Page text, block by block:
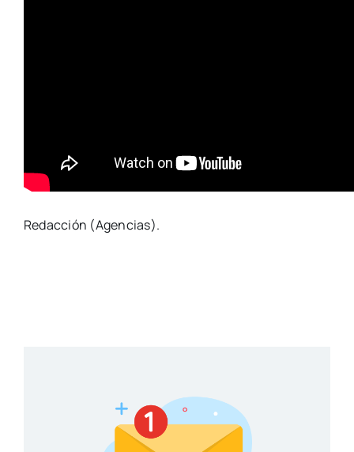
Redacción (Agencias).